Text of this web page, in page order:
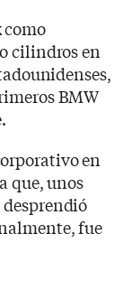
como
cilindros en
BMW
en
que, unos
desprendió
fue